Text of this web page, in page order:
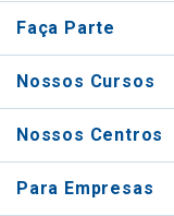
Faça Parte
Nossos Cursos
Nossos Centros
Para Empresas